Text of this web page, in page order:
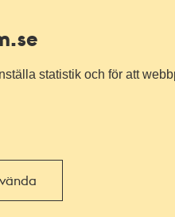
statistik och för att